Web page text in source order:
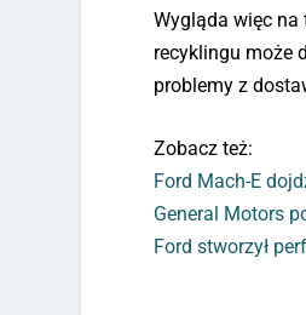
Wygląda więc na
recyklingu może
problemy z
Zobacz też:
Ford Mach-E
General Motors
Ford stworzył